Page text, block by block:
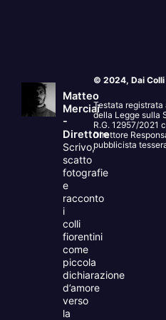
Matteo
Merciai
-
Direttore
Scrivo,
scatto
fotografie
e
racconto
i
colli
fiorentini
come
piccola
dichiarazione
d’amore
verso
la
© 2024, Dai
Testata registrata
della Legge sulla
R.G. 12957/2021
Direttore
pubblicista